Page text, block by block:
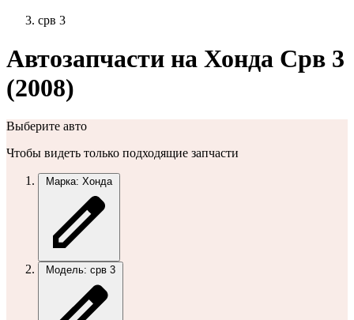
срв 3
Автозапчасти на Хонда Срв 3
(2008)
Выберите авто
Чтобы видеть только подходящие запчасти
Марка: Хонда
Модель: срв 3